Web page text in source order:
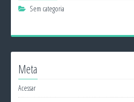
Sem categoria
Meta
Acessar